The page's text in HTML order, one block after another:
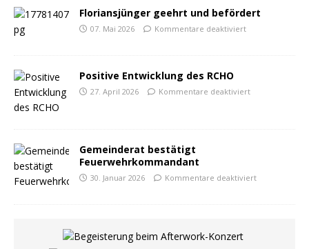
Floriansjünger geehrt und befördert
07. Mai 2026 Kommentare deaktiviert
Positive Entwicklung des RCHO
27. April 2026 Kommentare deaktiviert
Gemeinderat bestätigt
Feuerwehrkommandant
30. Januar 2026 Kommentare deaktiviert